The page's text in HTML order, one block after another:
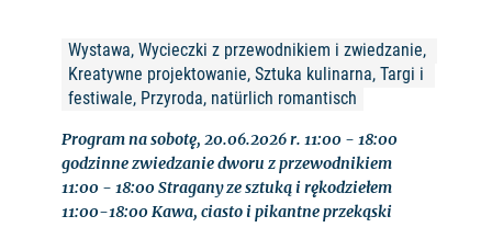
Wystawa, Wycieczki z przewodnikiem i zwiedzanie,
Kreatywne projektowanie, Sztuka kulinarna, Targi i
festiwale, Przyroda, natürlich romantisch
Program na sobotę, 20.06.2026 r. 11:00 - 18:00
godzinne zwiedzanie dworu z przewodnikiem
11:00 - 18:00 Stragany ze sztuką i rękodziełem
11:00-18:00 Kawa, ciasto i pikantne przekąski